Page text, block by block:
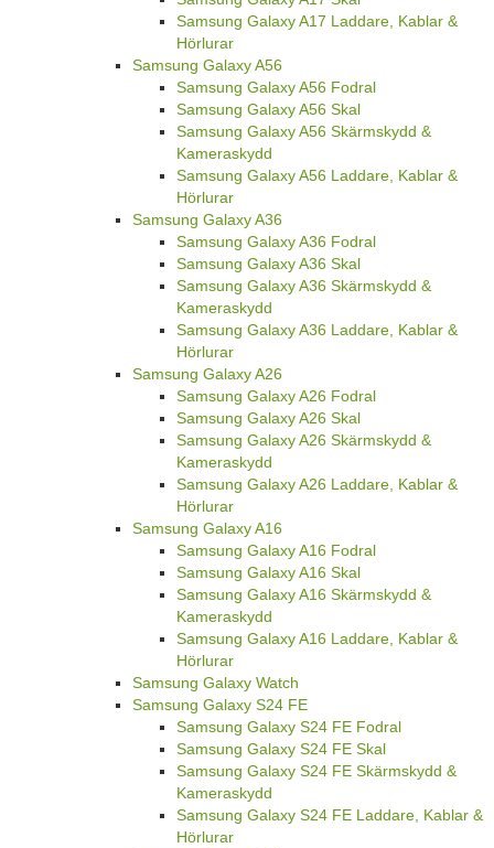
Samsung Galaxy A17 Laddare, Kablar &
Hörlurar
Samsung Galaxy A56
Samsung Galaxy A56 Fodral
Samsung Galaxy A56 Skal
Samsung Galaxy A56 Skärmskydd &
Kameraskydd
Samsung Galaxy A56 Laddare, Kablar &
Hörlurar
Samsung Galaxy A36
Samsung Galaxy A36 Fodral
Samsung Galaxy A36 Skal
Samsung Galaxy A36 Skärmskydd &
Kameraskydd
Samsung Galaxy A36 Laddare, Kablar &
Hörlurar
Samsung Galaxy A26
Samsung Galaxy A26 Fodral
Samsung Galaxy A26 Skal
Samsung Galaxy A26 Skärmskydd &
Kameraskydd
Samsung Galaxy A26 Laddare, Kablar &
Hörlurar
Samsung Galaxy A16
Samsung Galaxy A16 Fodral
Samsung Galaxy A16 Skal
Samsung Galaxy A16 Skärmskydd &
Kameraskydd
Samsung Galaxy A16 Laddare, Kablar &
Hörlurar
Samsung Galaxy Watch
Samsung Galaxy S24 FE
Samsung Galaxy S24 FE Fodral
Samsung Galaxy S24 FE Skal
Samsung Galaxy S24 FE Skärmskydd &
Kameraskydd
Samsung Galaxy S24 FE Laddare, Kablar &
Hörlurar